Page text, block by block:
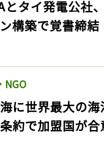
とタイ発電公社
構築で覚書締結
NGO
海に世界最大の
約で加盟国が合